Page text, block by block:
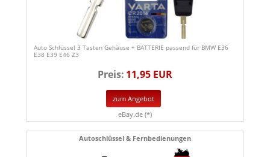
Auto Schlüssel 3 Tasten Gehäuse + BATTERIE passend für BMW E36
E38 E39 E46 Z3
Preis: 11,95 EUR
zum Angebot
eBay.de (*)
Autoschlüssel & Fernbedienungen